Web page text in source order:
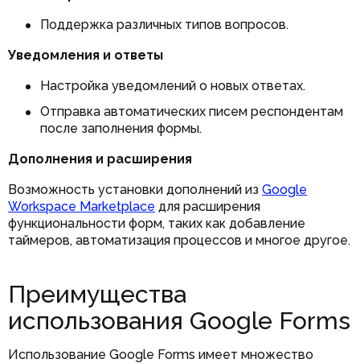
Поддержка различных типов вопросов.
Уведомления и ответы
Настройка уведомлений о новых ответах.
Отправка автоматических писем респондентам
после заполнения формы.
Дополнения и расширения
Возможность установки дополнений из Google
Workspace Marketplace для расширения
функциональности форм, таких как добавление
таймеров, автоматизация процессов и многое другое.
Преимущества
использования Google Forms
Использование Google Forms имеет множество